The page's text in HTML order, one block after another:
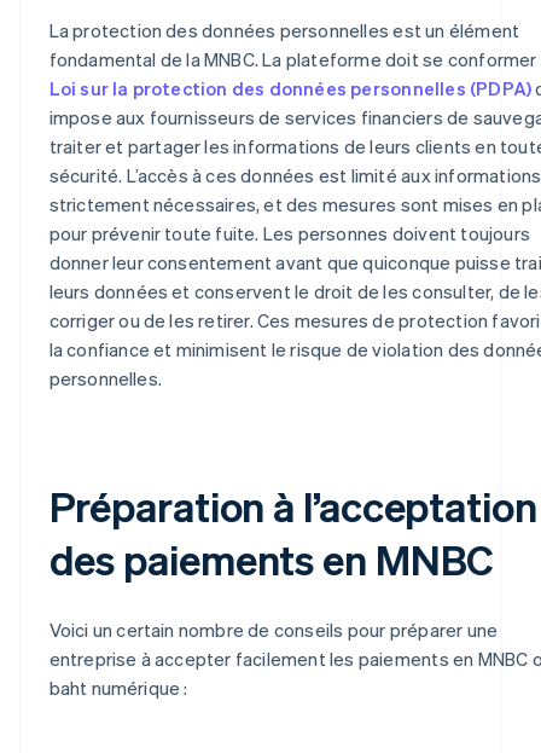
La protection des données personnelles est un élément
fondamental de la MNBC. La plateforme doit se conformer
Loi sur la protection des données personnelles (PDPA)
impose aux fournisseurs de services financiers de
traiter et partager les informations de leurs clients en
sécurité. L’accès à ces données est limité aux informations
strictement nécessaires, et des mesures sont mises en
pour prévenir toute fuite. Les personnes doivent toujours
donner leur consentement avant que quiconque puisse
leurs données et conservent le droit de les consulter, de
corriger ou de les retirer. Ces mesures de protection
la confiance et minimisent le risque de violation des
personnelles.
Préparation à l’acceptation
des paiements en MNBC
Voici un certain nombre de conseils pour préparer une
entreprise à accepter facilement les paiements en MNBC
baht numérique :